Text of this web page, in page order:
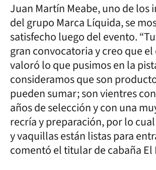
Juan Martín Meabe, uno de los
del grupo Marca Líquida, se
satisfecho luego del evento.
gran convocatoria y creo que
valoró lo que pusimos en la
consideramos que son
pueden sumar; son vientres
años de selección y con una
recría y preparación, por lo
y vaquillas están listas para
comentó el titular de cabaña El